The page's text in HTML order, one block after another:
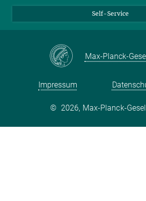
Facebook
Self-Service
Max-Planck-
Impressum
© 2026, Max-Planck-